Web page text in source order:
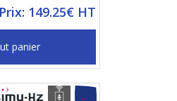
Prix: 149.25€ HT
panier